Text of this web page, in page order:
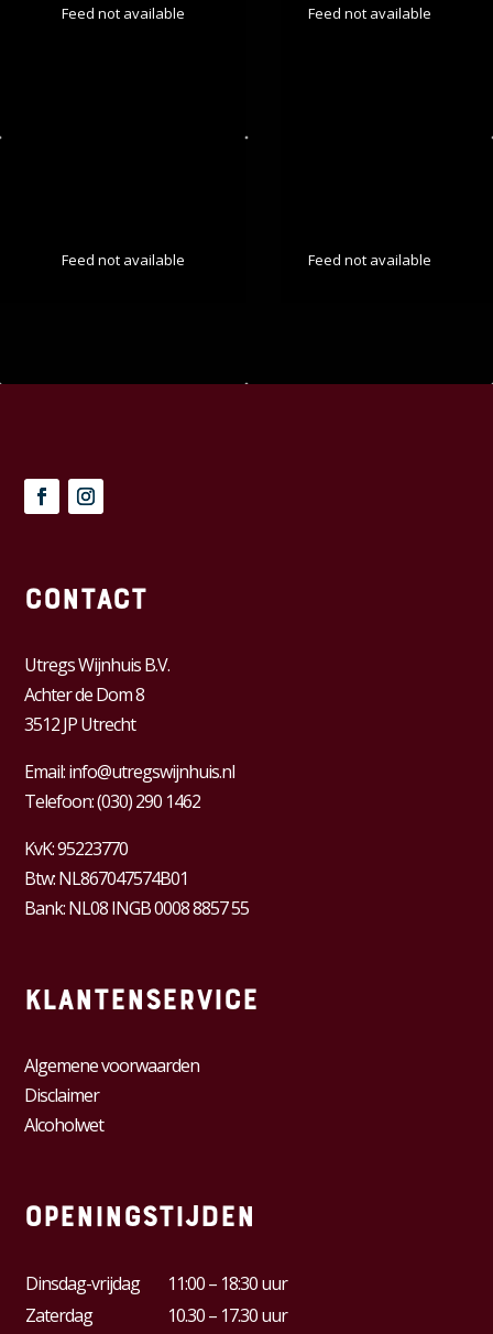
Feed not available Feed not available
Feed not available Feed not available
Contact
Utregs Wijnhuis B.V.
Achter de Dom 8
3512 JP Utrecht
Email:info@utregswijnhuis.nl
Telefoon:(030) 290 1462
KvK:95223770
Btw:NL867047574B01
Bank: NL08 INGB 0008 8857 55
Klantenservice
Algemene voorwaarden
Disclaimer
Alcoholwet
Openingstijden
Dinsdag-vrijdag
11:00 – 18:30 uur
Zaterdag
10.30 – 17.30 uur